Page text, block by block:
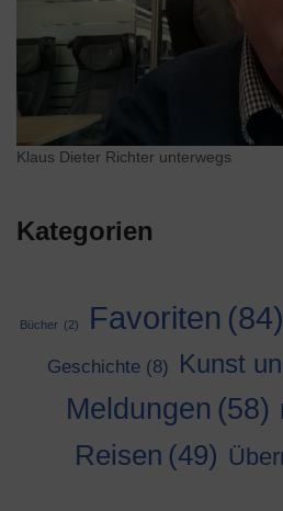
Klaus Dieter Richter unterwegs
Kategorien
Bücher (2) Favoriten (84)
Geschichte (8) Kunst
Meldungen (58)
Reisen (49)